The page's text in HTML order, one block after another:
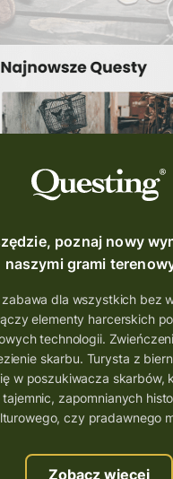
Przygody
przygoda
nowy quest
wycieczki
przygodowa
Szlak
szkło
scieżka
Polsce
questujznami
questing.pl
Matołek
gra
na Śląsku
gry terenowe
questy
wakacje
questingu
tworzenie questów
questing
Stefan
poznaj nowy
naszymi grami
dla wszystkich bez
elementy harcerskich
technologii.
skarbu. Turysta z
w poszukiwacza skarbów,
zapomnianych
czy pradawnego
Zobacz więcej